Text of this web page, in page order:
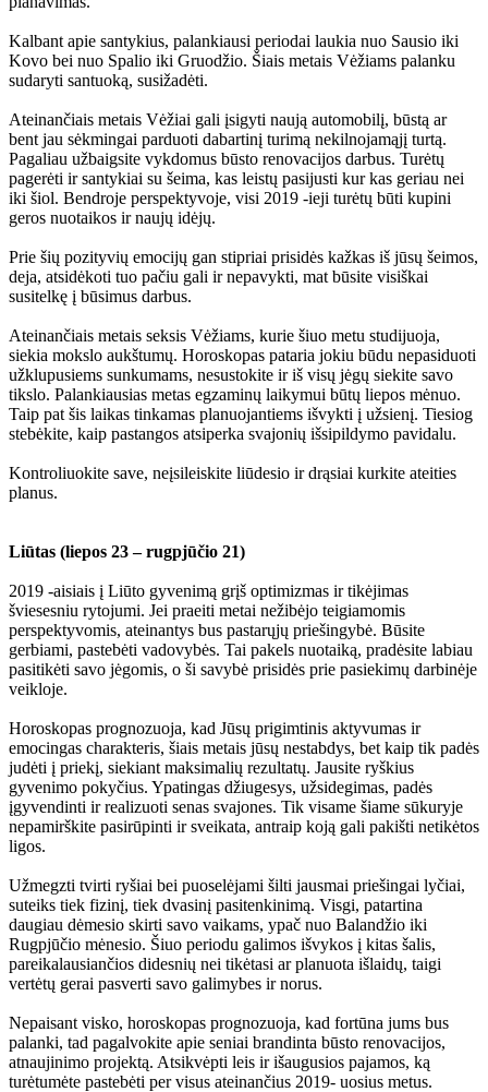
Kalbant apie santykius, palankiausi periodai laukia nuo Sausio iki
Kovo bei nuo Spalio iki Gruodžio. Šiais metais Vėžiams palanku
sudaryti santuoką, susižadėti.
Ateinančiais metais Vėžiai gali įsigyti naują automobilį, būstą ar
bent jau sėkmingai parduoti dabartinį turimą nekilnojamąjį turtą.
Pagaliau užbaigsite vykdomus būsto renovacijos darbus. Turėtų
pagerėti ir santykiai su šeima, kas leistų pasijusti kur kas geriau nei
iki šiol. Bendroje perspektyvoje, visi 2019 -ieji turėtų būti kupini
geros nuotaikos ir naujų idėjų.
Prie šių pozityvių emocijų gan stipriai prisidės kažkas iš jūsų šeimos,
deja, atsidėkoti tuo pačiu gali ir nepavykti, mat būsite visiškai
susitelkę į būsimus darbus.
Ateinančiais metais seksis Vėžiams, kurie šiuo metu studijuoja,
siekia mokslo aukštumų. Horoskopas pataria jokiu būdu nepasiduoti
užklupusiems sunkumams, nesustokite ir iš visų jėgų siekite savo
tikslo. Palankiausias metas egzaminų laikymui būtų liepos mėnuo.
Taip pat šis laikas tinkamas planuojantiems išvykti į užsienį. Tiesiog
stebėkite, kaip pastangos atsiperka svajonių išsipildymo pavidalu.
Kontroliuokite save, neįsileiskite liūdesio ir drąsiai kurkite ateities
planus.
Liūtas (liepos 23 – rugpjūčio 21)
2019 -aisiais į Liūto gyvenimą grįš optimizmas ir tikėjimas
šviesesniu rytojumi. Jei praeiti metai nežibėjo teigiamomis
perspektyvomis, ateinantys bus pastarųjų priešingybė. Būsite
gerbiami, pastebėti vadovybės. Tai pakels nuotaiką, pradėsite labiau
pasitikėti savo jėgomis, o ši savybė prisidės prie pasiekimų darbinėje
veikloje.
Horoskopas prognozuoja, kad Jūsų prigimtinis aktyvumas ir
emocingas charakteris, šiais metais jūsų nestabdys, bet kaip tik padės
judėti į priekį, siekiant maksimalių rezultatų. Jausite ryškius
gyvenimo pokyčius. Ypatingas džiugesys, užsidegimas, padės
įgyvendinti ir realizuoti senas svajones. Tik visame šiame sūkuryje
nepamirškite pasirūpinti ir sveikata, antraip koją gali pakišti netikėtos
ligos.
Užmegzti tvirti ryšiai bei puoselėjami šilti jausmai priešingai lyčiai,
suteiks tiek fizinį, tiek dvasinį pasitenkinimą. Visgi, patartina
daugiau dėmesio skirti savo vaikams, ypač nuo Balandžio iki
Rugpjūčio mėnesio. Šiuo periodu galimos išvykos į kitas šalis,
pareikalausiančios didesnių nei tikėtasi ar planuota išlaidų, taigi
vertėtų gerai pasverti savo galimybes ir norus.
Nepaisant visko, horoskopas prognozuoja, kad fortūna jums bus
palanki, tad pagalvokite apie seniai brandinta būsto renovacijos,
atnaujinimo projektą. Atsikvėpti leis ir išaugusios pajamos, ką
turėtumėte pastebėti per visus ateinančius 2019- uosius metus.